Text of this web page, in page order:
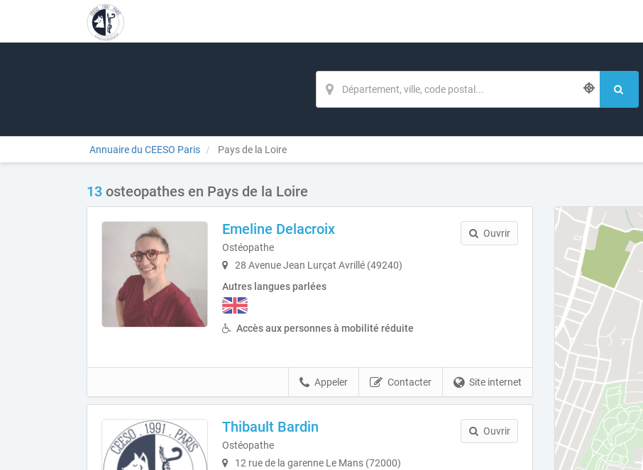
Annuaire du CEESO Paris Pays de la Loire
13 osteopathes en Pays de la Loire
Emeline Delacroix
Ostéopathe
28 Avenue Jean Lurçat Avrillé (49240)
Autres langues parlées
Accès aux personnes à mobilité réduite
Ouvrir
Site internet
Contacter
Appeler
Thibault Bardin
Ostéopathe
12 rue de la garenne Le Mans (72000)
Ouvrir